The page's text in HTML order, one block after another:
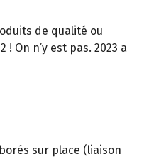
de qualité ou
n’y est pas. 2023 a
sur place (liaison